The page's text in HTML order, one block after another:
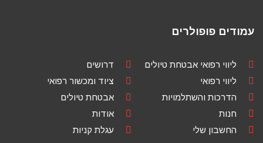
עמודים פופולרים
ליווי רפואי אבטחת טיולים
דרושים
ליווי רפואי
ציוד ומכשור רפואי
הדרכות והשתלמויות
אבטחת טיולים
חנות
אודות
החשבון שלי
עגלת קניות